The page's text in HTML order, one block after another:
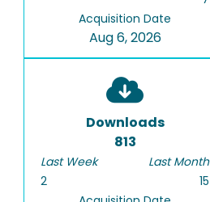
Acquisition Date
Aug 6, 2026
Downloads
813
Last Week
2
Last Month
15